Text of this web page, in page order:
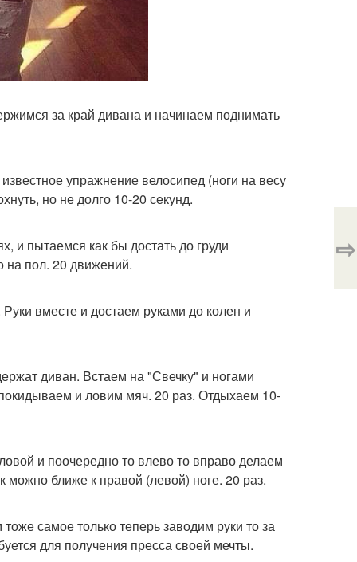
за край дивана и начинаем поднимать
упражнение велосипед (ноги на весу
но не долго 10-20 секунд.
и пытаемся как бы достать до груди
на пол. 20 движений.
вместе и достаем руками до колен и
диван. Встаем на "Свечку" и ногами
и ловим мяч. 20 раз. Отдыхаем 10-
и поочередно то влево то вправо делаем
ближе к правой (левой) ноге. 20 раз.
самое только теперь заводим руки то за
для получения пресса своей мечты.
⇨